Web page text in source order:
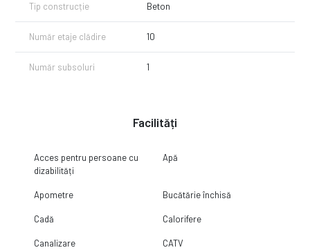
Tip construcție Beton
Număr etaje clădire 10
Număr subsoluri 1
Facilități
Acces pentru persoane cu
dizabilități
Apă
Apometre Bucătărie închisă
Cadă Calorifere
Canalizare CATV